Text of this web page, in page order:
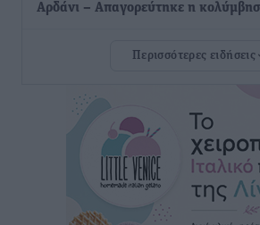
Αρδάνι – Απαγορεύτηκε η
εφησυχασμού» – Σε πλήρη
πριν 21 ώρες
Καιρός: Επιμένουν οι υψηλές
μελτέμια έως 9 μποφόρ, σε «Red
Τοπικές Ειδήσεις πριν 22 ώρες
Περισσότερες ειδήσεις